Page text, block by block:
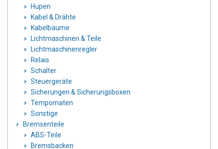
Hupen
Kabel & Drähte
Kabelbäume
Lichtmaschinen & Teile
Lichtmaschinenregler
Relais
Schalter
Steuergeräte
Sicherungen & Sicherungsboxen
Tempomaten
Sonstige
Bremsenteile
ABS-Teile
Bremsbacken